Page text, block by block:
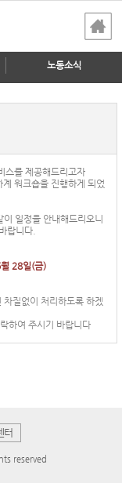
노동소식
스를 제공해드리고자
워크숍을 진행하게 되었
일정을 안내해드리오니
랍니다.
28일(금)
질없이 처리하도록 하겠
하여 주시기 바랍니다
터
reserved